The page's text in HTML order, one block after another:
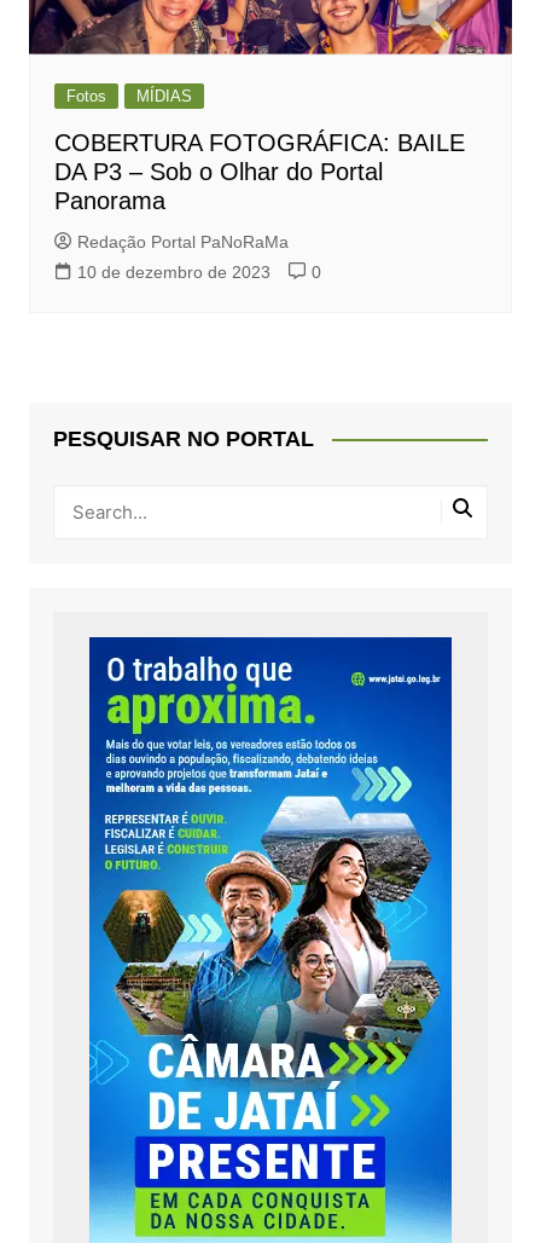
Fotos MÍDIAS
COBERTURA FOTOGRÁFICA: BAILE
DA P3 – Sob o Olhar do Portal
Panorama
Redação Portal PaNoRaMa
10 de dezembro de 2023
0
PESQUISAR NO PORTAL